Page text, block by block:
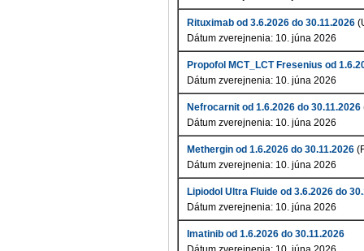
Rituximab od 3.6.2026 do 30.11.2026
Dátum zverejnenia: 10. júna 2026
Propofol MCT_LCT Fresenius od
Dátum zverejnenia: 10. júna 2026
Nefrocarnit od 1.6.2026 do 30.11.2026
Dátum zverejnenia: 10. júna 2026
Methergin od 1.6.2026 do 30.11.2026
Dátum zverejnenia: 10. júna 2026
Lipiodol Ultra Fluide od 3.6.2026 do
Dátum zverejnenia: 10. júna 2026
Imatinib od 1.6.2026 do 30.11.2026